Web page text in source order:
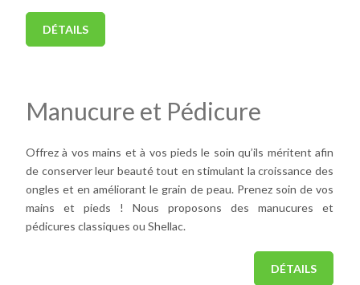
DÉTAILS
Manucure et Pédicure
Offrez à vos mains et à vos pieds le soin qu’ils méritent afin
de conserver leur beauté tout en stimulant la croissance des
ongles et en améliorant le grain de peau. Prenez soin de vos
mains et pieds ! Nous proposons des manucures et
pédicures classiques ou Shellac.
DÉTAILS